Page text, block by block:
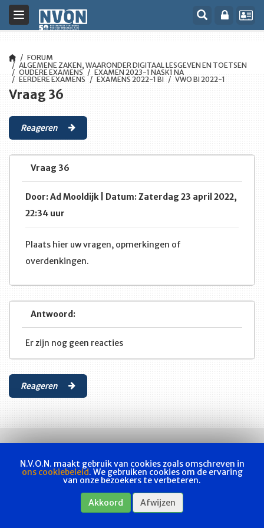
Toggle
navigation
FORUM
ALGEMENE ZAKEN, WAARONDER DIGITAAL LESGEVEN EN TOETSEN
OUDERE EXAMENS
EXAMEN 2023-1 NASK1 NA
EERDERE EXAMENS
EXAMENS 2022-1 BI VWO BI 2022-1
Vraag 36
Reageren
Vraag 36
Door: Ad Mooldijk | Datum: Zaterdag 23 april 2022,
22:34 uur
Plaats hier uw vragen, opmerkingen of
overdenkingen.
Antwoord:
Er zijn nog geen reacties
Reageren
Actueel Les & examen Bladen
Privacyverklaring
N.V.O.N. maakt gebruik van cookies zoals omschreven in
ons cookiebeleid. We gebruiken cookies om de ervaring
van onze bezoekers te verbeteren.
Akkoord Afwijzen